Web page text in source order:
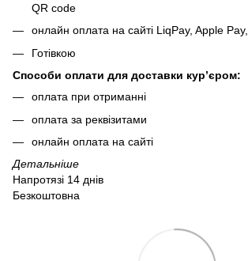
QR code
онлайн оплата на сайті LiqPay, Apple
Готівкою
Способи оплати для доставки кур’єром:
оплата при отриманні
оплата за реквізитами
онлайн оплата на сайті
Детальніше
Напротязі 14 днів
Безкоштовна